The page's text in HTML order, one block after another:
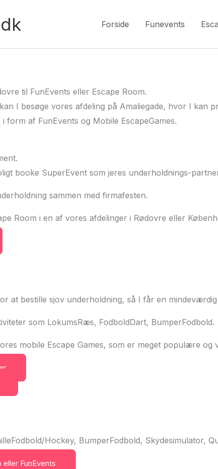
Forside Funevents
til FunEvents eller Escape Room.
I besøge vores afdeling på Amaliegade, hvor I kan
form af FunEvents og Mobile EscapeGames.
booke SuperEvent som jeres underholdnings-
sammen med firmafesten.
Room i en af vores afdelinger i Rødovre eller
at bestille sjov underholdning, så I får en
som LokumsRæs, FodboldDart, BumperFodbold.
mobile Escape Games, som er meget populære og
Hockey, BumperFodbold, Skydesimulator,
eller FunEvents